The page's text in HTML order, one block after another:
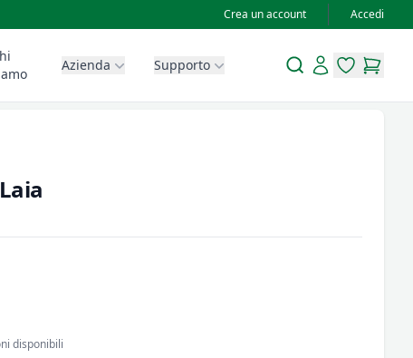
Crea un account Accedi
Azienda Supporto SearchAccount
items in
items
disponibili